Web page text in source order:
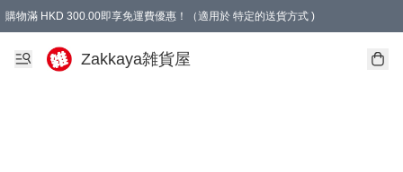
購物滿 HKD 300.00即享免運費優惠！（適用於 特定的送貨方式 )
Zakkaya雑貨屋